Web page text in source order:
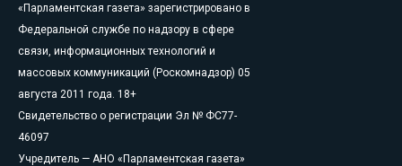
«Парламентская газета» зарегистрировано в
Федеральной службе по надзору в сфере
связи, информационных технологий и
массовых коммуникаций (Роскомнадзор) 05
августа 2011 года. 18+
Свидетельство о регистрации Эл № ФС77-
46097
Учредитель — АНО «Парламентская газета»